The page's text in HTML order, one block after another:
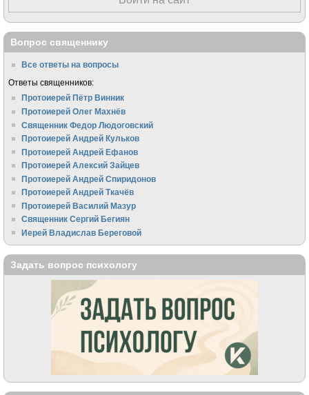
Вопрос священнику
Все ответы на вопросы
Ответы священников:
Протоиерей Пётр Винник
Протоиерей Олег Махнёв
Священник Федор Людоговский
Протоиерей Андрей Кульков
Протоиерей Андрей Ефанов
Протоиерей Алексий Зайцев
Протоиерей Андрей Спиридонов
Протоиерей Андрей Ткачёв
Протоиерей Василий Мазур
Священник Сергий Бегиян
Иерей Владислав Береговой
Задать вопрос психологу